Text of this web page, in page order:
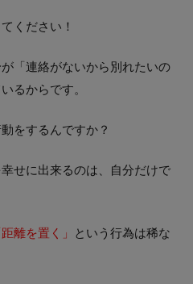
ください！
「連絡がないから別れたいの
るからです。
をするんですか？
せに出来るのは、自分だけで
距離を置く」
という行為は稀な